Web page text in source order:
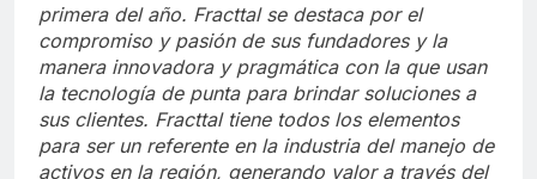
primera del año. Fracttal se destaca por el
compromiso y pasión de sus fundadores y la
manera innovadora y pragmática con la que usan
la tecnología de punta para brindar soluciones a
sus clientes. Fracttal tiene todos los elementos
para ser un referente en la industria del manejo de
activos en la región, generando valor a través del